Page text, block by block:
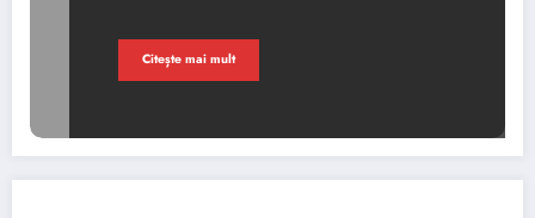
Citește mai mult